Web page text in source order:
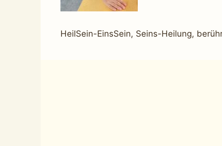
HeilSein-EinsSein, Seins-Heilung,